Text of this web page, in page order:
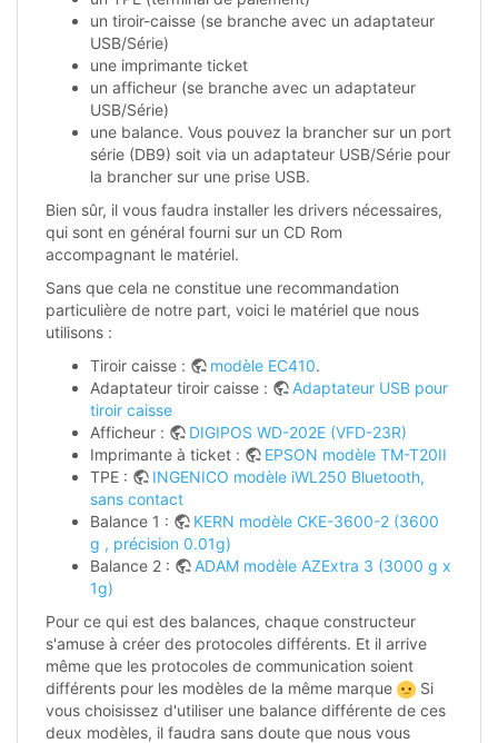
un tiroir-caisse (se branche avec un adaptateur
USB/Série)
une imprimante ticket
un afficheur (se branche avec un adaptateur
USB/Série)
une balance. Vous pouvez la brancher sur un port
série (DB9) soit via un adaptateur USB/Série pour
la brancher sur une prise USB.
Bien sûr, il vous faudra installer les drivers nécessaires,
qui sont en général fourni sur un CD Rom
accompagnant le matériel.
Sans que cela ne constitue une recommandation
particulière de notre part, voici le matériel que nous
utilisons :
Tiroir caisse :
modèle EC410.
Adaptateur tiroir caisse :
Adaptateur USB pour
tiroir caisse
Afficheur :
DIGIPOS WD-202E (VFD-23R)
Imprimante à ticket :
EPSON modèle TM-T20II
TPE :
INGENICO modèle iWL250 Bluetooth,
sans contact
Balance 1 :
KERN modèle CKE-3600-2 (3600
g , précision 0.01g)
Balance 2 :
ADAM modèle AZExtra 3 (3000 g x
1g)
Pour ce qui est des balances, chaque constructeur
s'amuse à créer des protocoles différents. Et il arrive
même que les protocoles de communication soient
différents pour les modèles de la même marque
Si
vous choisissez d'utiliser une balance différente de ces
deux modèles, il faudra sans doute que nous vous